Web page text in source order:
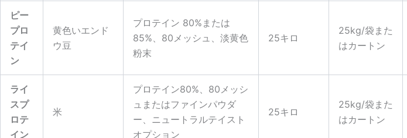
ピー
プロ
テイ
ン
黄色いエンド
ウ豆
プロテイン 80%または
85%、80メッシュ、淡黄色
粉末
25キロ
25kg/袋また
はカートン
ライ
スプ
ロテ
イン
米
プロテイン80%、80メッシ
ュまたはファインパウダ
ー、ニュートラルテイスト
オプション
25キロ
25kg/袋また
はカートン